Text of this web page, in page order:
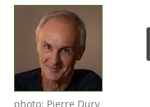
photo: Pierre Dury